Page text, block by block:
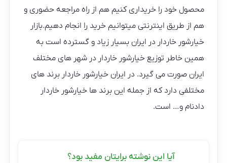
محصول خود را خریداری کنیم هم از راه مراجعه حضوری و
هم از طریق اینترنتی میتوانیم خرید را انجام دهیم.بازار
خیارشور خاردار در ایران بسیار زیاد و گسترده است به
همین خاطر توزیع خیارشور خاردار در شهر های مختلف
ایران صورت می گیرد. در ایران خیارشور خاردار برند های
مختلفی دارد که از جمله این برند ها خیارشور خاردار
دادنام و… است.
آیا این نوشته برایتان مفید بود؟